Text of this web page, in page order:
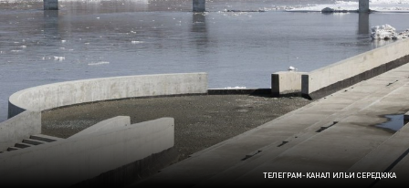
ТЕЛЕГРАМ-КАНАЛ ИЛЬИ СЕРЕДЮКА